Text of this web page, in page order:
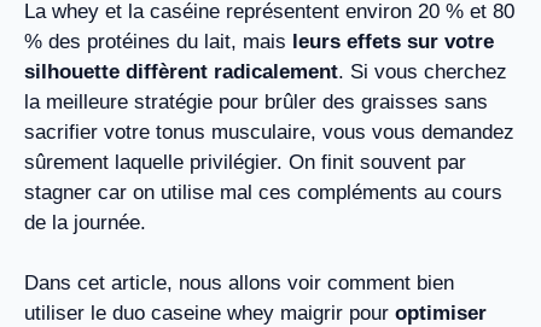
La whey et la caséine représentent environ 20 % et 80
% des protéines du lait, mais leurs effets sur votre
silhouette diffèrent radicalement. Si vous cherchez
la meilleure stratégie pour brûler des graisses sans
sacrifier votre tonus musculaire, vous vous demandez
sûrement laquelle privilégier. On finit souvent par
stagner car on utilise mal ces compléments au cours
de la journée.
Dans cet article, nous allons voir comment bien
utiliser le duo caseine whey maigrir pour optimiser